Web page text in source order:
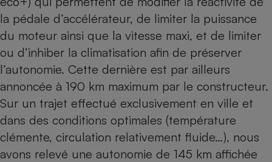
la pédale d’accélérateur, de limiter la puissance
du moteur ainsi que la vitesse maxi, et de limiter
ou d’inhiber la climatisation afin de préserver
l’autonomie. Cette dernière est par ailleurs
annoncée à 190 km maximum par le constructeur.
Sur un trajet effectué exclusivement en ville et
dans des conditions optimales (température
clémente, circulation relativement fluide…), nous
avons relevé une autonomie de 145 km affichée